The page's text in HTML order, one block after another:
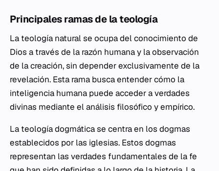
Principales ramas de la teología
La teología natural se ocupa del conocimiento de
Dios a través de la razón humana y la observación
de la creación, sin depender exclusivamente de la
revelación. Esta rama busca entender cómo la
inteligencia humana puede acceder a verdades
divinas mediante el análisis filosófico y empírico.
La teología dogmática se centra en los dogmas
establecidos por las iglesias. Estos dogmas
representan las verdades fundamentales de la fe